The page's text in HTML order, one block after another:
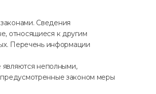
Сведения
относящиеся к другим
Перечень информации
являются неполными,
законом меры